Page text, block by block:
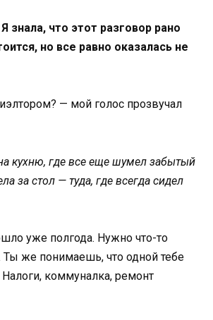
знала, что этот разговор рано
но все равно оказалась не
— мой голос прозвучал
кухню, где все еще шумел забытый
за стол — туда, где всегда сидел
уже полгода. Нужно что-то
же понимаешь, что одной тебе
Налоги, коммуналка, ремонт